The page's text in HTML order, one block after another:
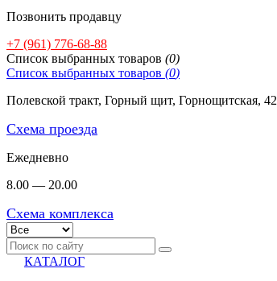
Позвонить продавцу
+7 (961) 776-68-88
Cписок выбранных товаров (0)
Cписок выбранных товаров (0)
Полевской тракт, Горный щит, Горнощитская, 42
Схема проезда
Ежедневно
8.00 — 20.00
Схема комплекса
КАТАЛОГ